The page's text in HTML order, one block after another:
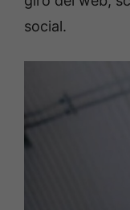
social.